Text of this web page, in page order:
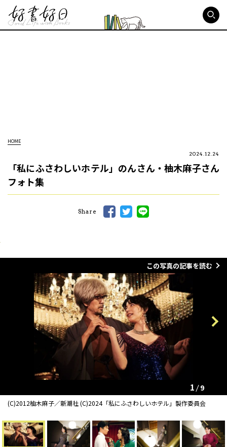
HOME
2024.12.24
「私にふさわしいホテル」のんさん・柚木麻子さん
フォト集
Share
この写真の記事を読む
Previous
(C)2012柚木麻子／新潮社 (C)2024「私にふさわしいホテル」製作委員会
Next
1 9